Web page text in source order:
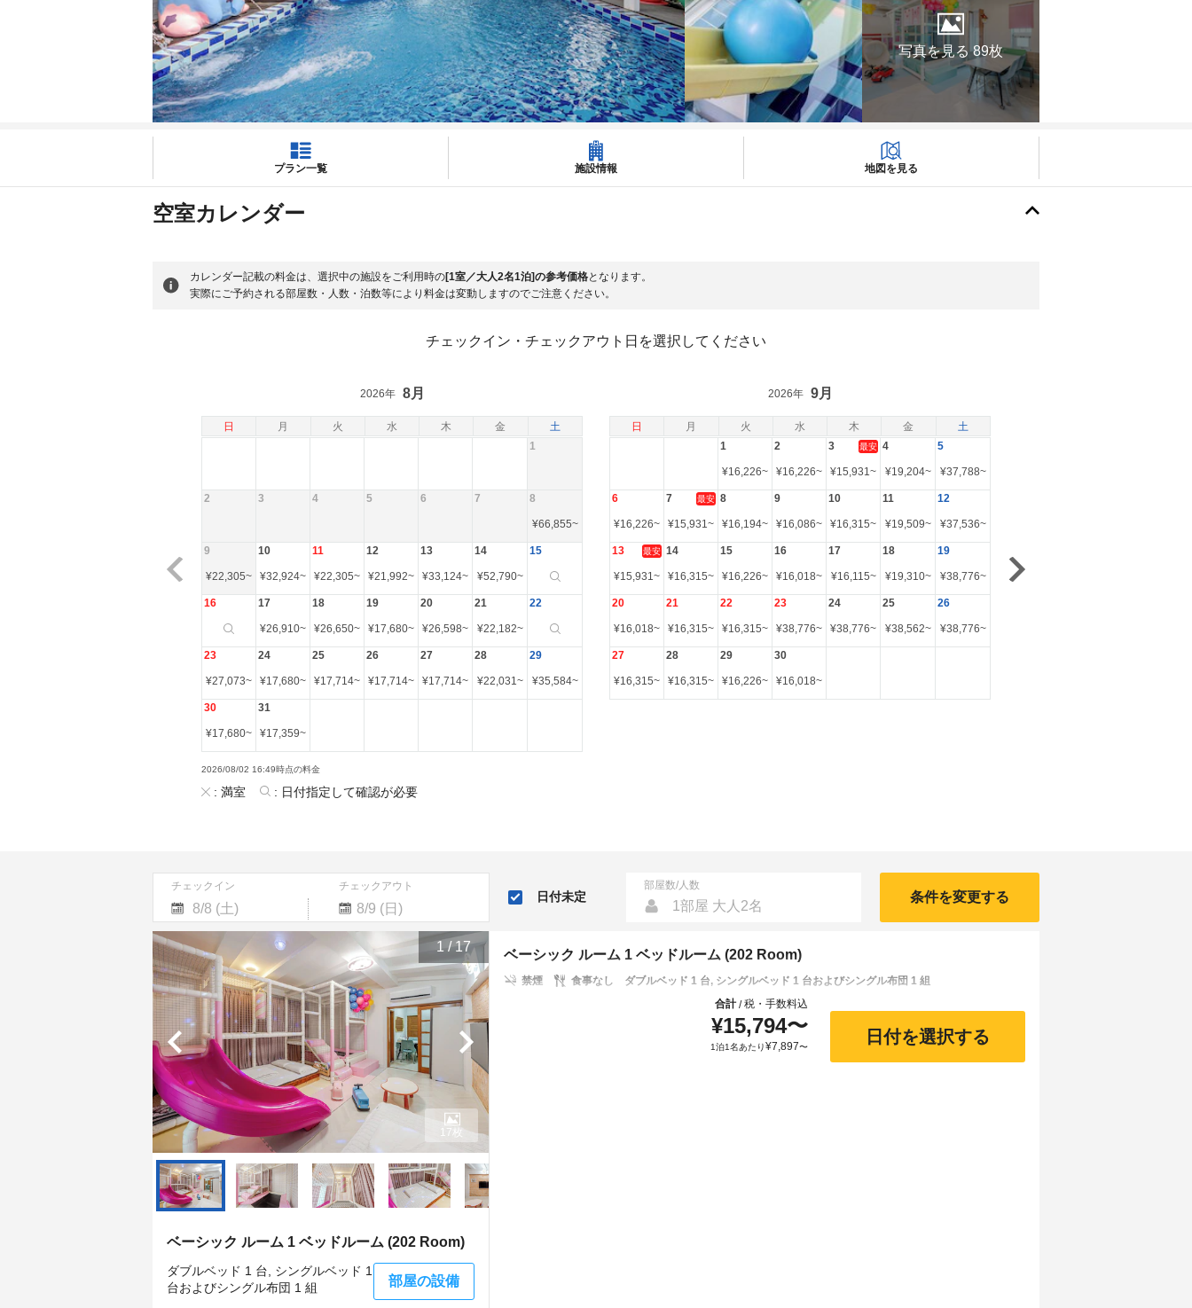
写真を見る 89枚
プラン一覧 施設情報 地図を見る
空室カレンダー
カレンダー記載の料金は、選択中の施設をご利用時の[1室／大人2名1泊]の参考価格となります。
実際にご予約される部屋数・人数・泊数等により料金は変動しますのでご注意ください。
チェックイン・チェックアウト日を選択してください
日 月 火 水 木 金 土 日 月 火 水 木 金 土
2026年 8月
1
2 3 4 5 6 7 8
¥66,855~
9
¥22,305~
10
¥32,924~
11
¥22,305~
12
¥21,992~
13
¥33,124~
14
¥52,790~
15
16 17
¥26,910~
18
¥26,650~
19
¥17,680~
20
¥26,598~
21
¥22,182~
22
23
¥27,073~
24
¥17,680~
25
¥17,714~
26
¥17,714~
27
¥17,714~
28
¥22,031~
29
¥35,584~
30
¥17,680~
31
¥17,359~
2026年 9月
1
¥16,226~
2
¥16,226~
3 最安
¥15,931~
4
¥19,204~
5
¥37,788~
6
¥16,226~
7 最安
¥15,931~
8
¥16,194~
9
¥16,086~
10
¥16,315~
11
¥19,509~
12
¥37,536~
13 最安
¥15,931~
14
¥16,315~
15
¥16,226~
16
¥16,018~
17
¥16,115~
18
¥19,310~
19
¥38,776~
20
¥16,018~
21
¥16,315~
22
¥16,315~
23
¥38,776~
24
¥38,776~
25
¥38,562~
26
¥38,776~
27
¥16,315~
28
¥16,315~
29
¥16,226~
30
¥16,018~
2026/08/02 16:49時点の料金
: 満室 : 日付指定して確認が必要
チェックイン チェックアウト
Navigate
forward
to
interact
with
the
calendar
and
select
a
date.
Press
the
question
mark
key
to
get
the
shortcuts
for
changing
dates.
Navigate
backward
to
interact
with
the
calendar
and
select
a
date.
Press
question
mark
key
to
get
shortcuts
changing
日付未定
部屋数/人数
1部屋 大人2名
条件を変更する
1 /17
ベーシック ルーム 1 ベッドルーム (202 Room)
ダブルベッド 1 台, シングルベッド 1
台およびシングル布団 1 組
部屋の設備
17枚
ベーシック ルーム 1 ベッドルーム (202 Room)
禁煙 食事なし
ダブルベッド 1 台, シングルベッド 1 台およびシングル布団 1 組
合計/税・手数料込
¥15,794〜
1泊1名あたり¥7,897〜
日付を選択する